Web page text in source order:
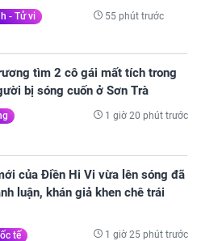
- Tử vi 55 phút trước
tìm 2 cô gái mất tích trong
bị sóng cuốn ở Sơn Trà
1 giờ 20 phút trước
của Điền Hi Vi vừa lên sóng đã
luận, khán giả khen chê trái
tế 1 giờ 25 phút trước